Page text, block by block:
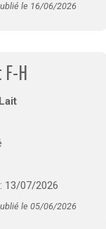
le 16/06/2026
H
13/07/2026
le 05/06/2026